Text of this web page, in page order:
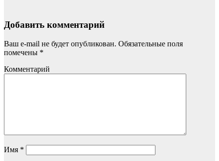
Добавить комментарий
Ваш e-mail не будет опубликован. Обязательные поля
помечены *
Комментарий
Имя *